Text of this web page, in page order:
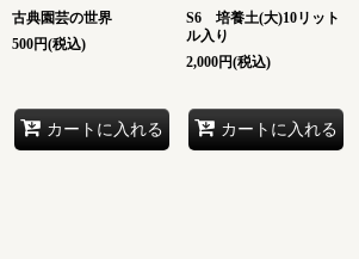
古典園芸の世界
500円(税込)
カートに入れる
S6 培養土(大)10リット
ル入り
2,000円(税込)
カートに入れる